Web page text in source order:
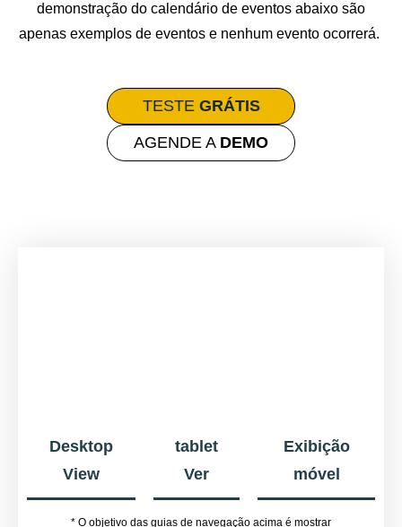
demonstração do calendário de eventos abaixo são
apenas exemplos de eventos e nenhum evento ocorrerá.
TESTE GRÁTIS
AGENDE A DEMO
Desktop
View
tablet
Ver
Exibição
móvel
* O objetivo das guias de navegação acima é mostrar